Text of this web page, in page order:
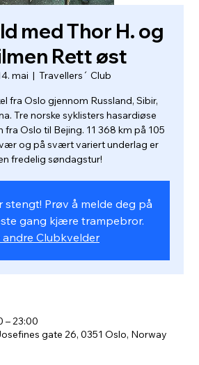
med Thor H. og
Rett øst
mai
  |
Travellers´ Club
fra Oslo gjennom Russland, Sibir,
Tre norske syklisters hasardiøse
fra Oslo til Bejing. 11 368 km på 105
og på svært variert underlag er
fredelig søndagstur!
stengt! Prøv å melde deg på
gang kjære trampebror.
andre Clubkvelder
– 23:00
gate 26, 0351 Oslo, Norway